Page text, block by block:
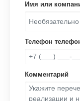
Имя или
Телефон
Комментарий